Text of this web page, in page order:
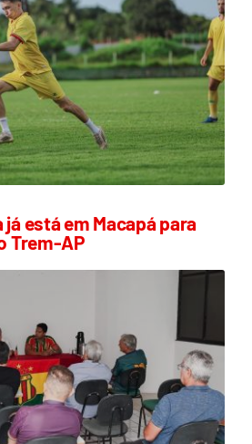
está em Macapá para
Trem-AP